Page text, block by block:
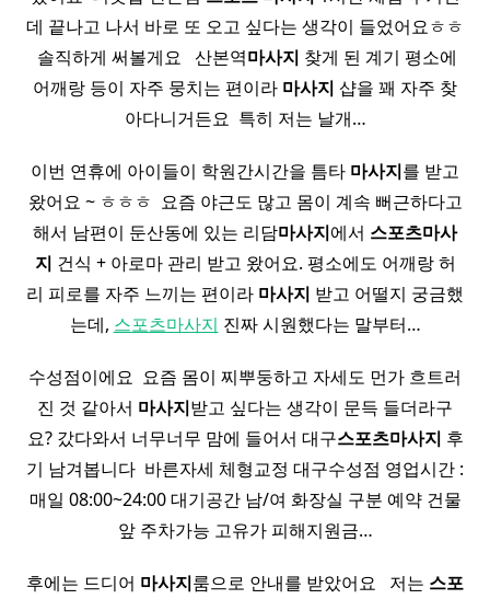
데 끝나고 나서 바로 또 오고 싶다는 생각이 들었어요ㅎㅎ
​ 솔직하게 써볼게요 ​ ​ 산본역마사지 찾게 된 계기 평소에
어깨랑 등이 자주 뭉치는 편이라 마사지 샵을 꽤 자주 찾
아다니거든요 ​ 특히 저는 날개…
이번 연휴에 아이들이 학원간시간을 틈타 마사지를 받고
왔어요 ~ ㅎㅎㅎ ​ 요즘 야근도 많고 몸이 계속 뻐근하다고
해서 남편이 둔산동에 있는 리담마사지에서 스포츠마사
지 건식 + 아로마 관리 받고 왔어요. 평소에도 어깨랑 허
리 피로를 자주 느끼는 편이라 마사지 받고 어떨지 궁금했
는데, 스포츠마사지 진짜 시원했다는 말부터…
수성점이에요 ​ 요즘 몸이 찌뿌둥하고 자세도 먼가 흐트러
진 것 같아서 마사지받고 싶다는 생각이 문득 들더라구
요? 갔다와서 너무너무 맘에 들어서 대구스포츠마사지 후
기 남겨봅니다 ​ 바른자세 체형교정 대구수성점 영업시간 :
매일 08:00~24:00 대기공간 남/여 화장실 구분 예약 건물
앞 주차가능 고유가 피해지원금…
후에는 드디어 마사지룸으로 안내를 받았어요 ​ ​ 저는 스포